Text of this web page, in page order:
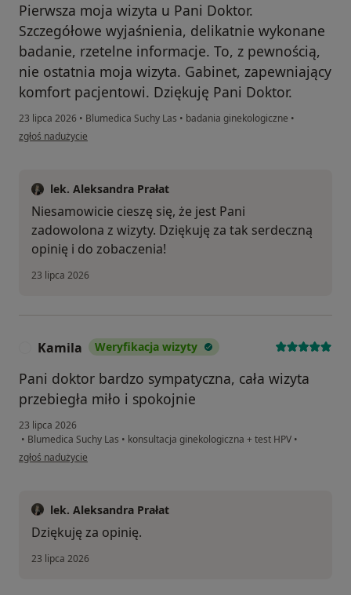
Pierwsza moja wizyta u Pani Doktor.
Szczegółowe wyjaśnienia, delikatnie wykonane
badanie, rzetelne informacje. To, z pewnością,
nie ostatnia moja wizyta. Gabinet, zapewniający
komfort pacjentowi. Dziękuję Pani Doktor.
23 lipca 2026 • Blumedica Suchy Las • badania ginekologiczne •
w opinii użytkownika Ewa
zgłoś nadużycie
lek. Aleksandra Prałat
Niesamowicie cieszę się, że jest Pani
zadowolona z wizyty. Dziękuję za tak serdeczną
opinię i do zobaczenia!
23 lipca 2026
Kamila Weryfikacja wizyty
Pani doktor bardzo sympatyczna, cała wizyta
przebiegła miło i spokojnie
23 lipca 2026
• Blumedica Suchy Las • konsultacja ginekologiczna + test HPV •
w opinii użytkownika Kamila
zgłoś nadużycie
lek. Aleksandra Prałat
Dziękuję za opinię.
23 lipca 2026